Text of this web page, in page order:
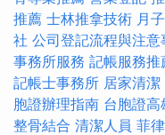
推薦 士林推拿技術 月
社 公司登記流程與注意
事務所服務 記帳服務推
記帳士事務所 居家清潔
胞證辦理指南 台胞證高
整骨結合 清潔人員 菲